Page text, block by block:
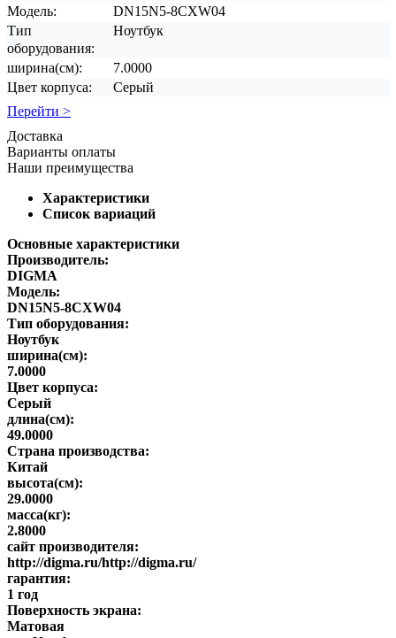
Модель:
DN15N5-8CXW04
Тип
оборудования:
Ноутбук
ширина(см):
7.0000
Цвет корпуса:
Серый
Перейти >
Доставка
Варианты оплаты
Наши преимущества
Характеристики
Список вариаций
Основные характеристики
Производитель:
DIGMA
Модель:
DN15N5-8CXW04
Тип оборудования:
Ноутбук
ширина(см):
7.0000
Цвет корпуса:
Серый
длина(см):
49.0000
Страна производства:
Китай
высота(см):
29.0000
масса(кг):
2.8000
сайт производителя:
http://digma.ru/http://digma.ru/
гарантия:
1 год
Поверхность экрана:
Матовая